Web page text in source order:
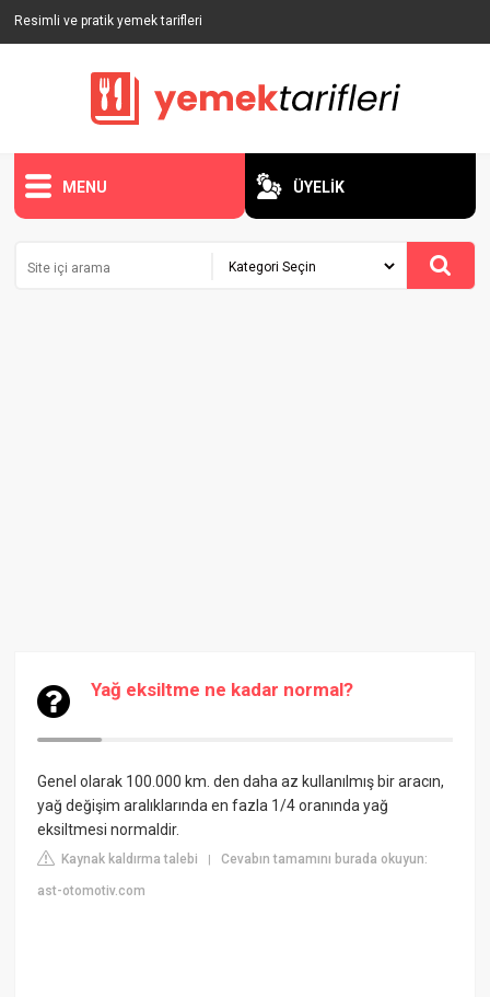
Resimli ve pratik yemek tarifleri
MENU ÜYELİK
Yağ eksiltme ne kadar normal?
Genel olarak 100.000 km. den daha az kullanılmış bir aracın,
yağ değişim aralıklarında en fazla 1/4 oranında yağ
eksiltmesi normaldir.
Kaynak kaldırma talebi |Cevabın tamamını burada okuyun:
ast-otomotiv.com